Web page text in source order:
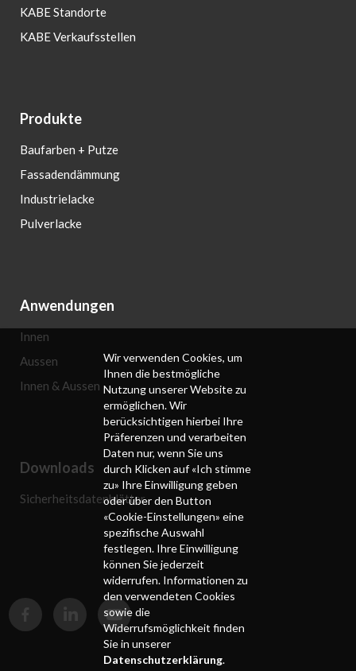
KABE Standorte
KABE Verkaufsstellen
Produkte
Baufarben + Putze
Fassadendämmung
Industrielacke
Pulverlacke
Anwendungen
Innen
Aussen
Innen & Aussen
Downloads
Sicherheitsdatenblätter
Wir verwenden Cookies, um
Ihnen die bestmögliche
Nutzung unserer Website zu
ermöglichen. Wir
berücksichtigen hierbei Ihre
Präferenzen und verarbeiten
Daten nur, wenn Sie uns
durch Klicken auf «Ich stimme
zu» Ihre Einwilligung geben
oder über den Button
«Cookie-Einstellungen» eine
spezifische Auswahl
festlegen. Ihre Einwilligung
können Sie jederzeit
widerrufen. Informationen zu
den verwendeten Cookies
sowie die
Widerrufsmöglichkeit finden
Sie in unserer
Datenschutzerklärung.